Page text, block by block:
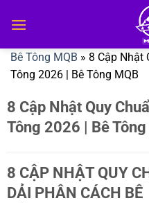
qua
dungBê Tông MQB » 8 Cập Nhật
Tông 2026 | Bê Tông MQB
8 Cập Nhật Quy
Tông 2026 | Bê Tông
8 CẬP NHẬT QUY
DẢI PHÂN CÁCH BÊ